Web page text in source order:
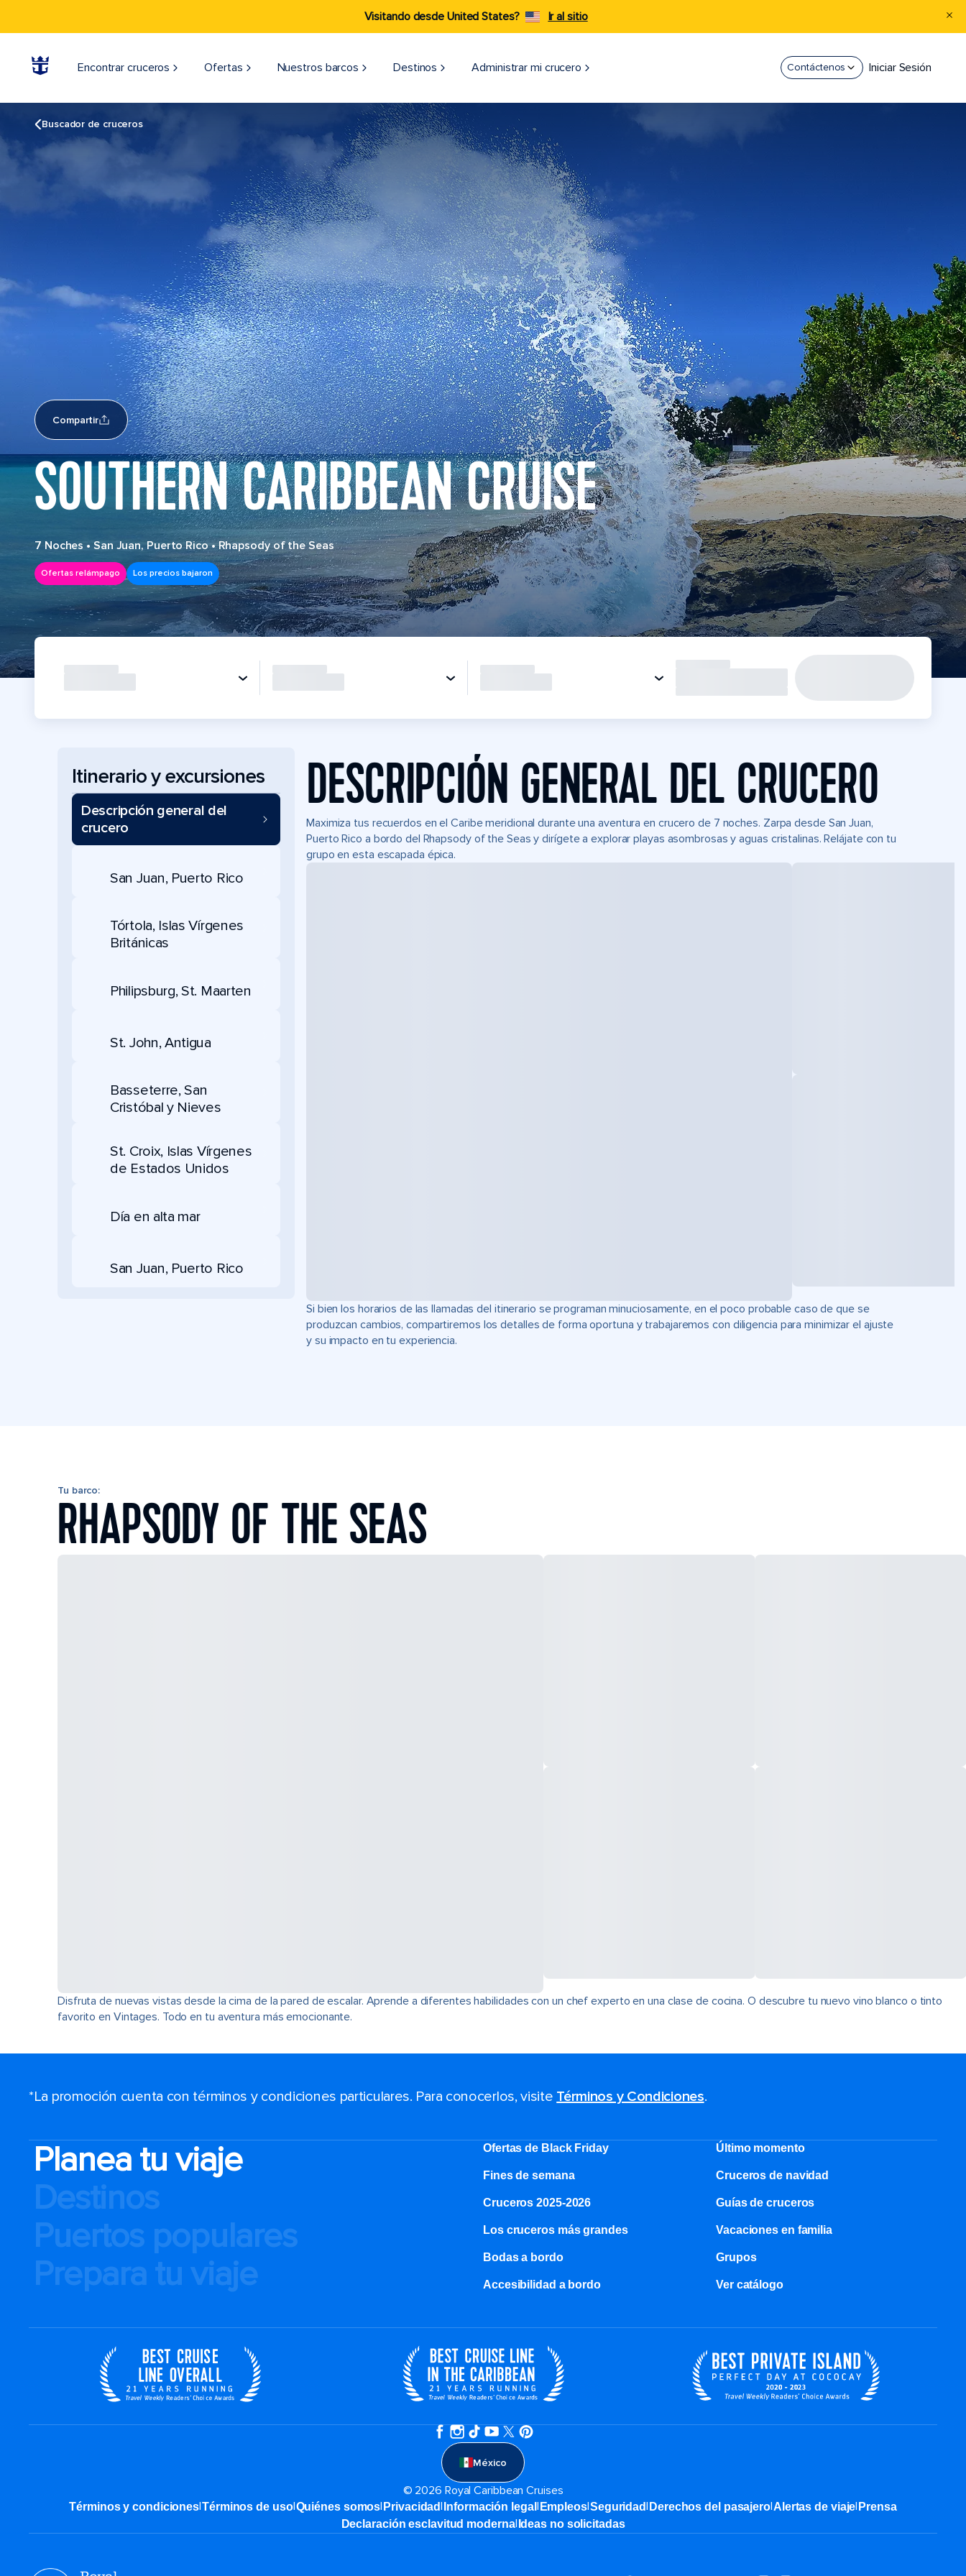
Visitando desde United States? Ir al sitio
Encontrar cruceros Ofertas Nuestros barcos Destinos Administrar mi crucero Contáctenos Iniciar Sesión
Buscador de cruceros
Compartir
SOUTHERN CARIBBEAN CRUISE
7 Noches • San Juan, Puerto Rico•Rhapsody of the Seas
Ofertas relámpago Los precios bajaron
Itinerario y excursiones
Descripción general del
crucero
San Juan, Puerto Rico
Tórtola, Islas Vírgenes
Británicas
Philipsburg, St. Maarten
St. John, Antigua
Basseterre, San
Cristóbal y Nieves
St. Croix, Islas Vírgenes
de Estados Unidos
Día en alta mar
San Juan, Puerto Rico
DESCRIPCIÓN GENERAL DEL CRUCERO
Maximiza tus recuerdos en el Caribe meridional durante una aventura en crucero de 7 noches. Zarpa desde San Juan,
Puerto Rico a bordo del Rhapsody of the Seas y dirígete a explorar playas asombrosas y aguas cristalinas. Relájate con tu
grupo en esta escapada épica.
Si bien los horarios de las llamadas del itinerario se programan minuciosamente, en el poco probable caso de que se
produzcan cambios, compartiremos los detalles de forma oportuna y trabajaremos con diligencia para minimizar el ajuste
y su impacto en tu experiencia.
Tu barco:
RHAPSODY OF THE SEAS
Disfruta de nuevas vistas desde la cima de la pared de escalar. Aprende a diferentes habilidades con un chef experto en una clase de cocina. O descubre tu nuevo vino blanco o tinto
favorito en Vintages. Todo en tu aventura más emocionante.
*La promoción cuenta con términos y condiciones particulares. Para conocerlos, visite Términos y Condiciones.
Planea tu viaje
Destinos
Puertos populares
Prepara tu viaje
Ofertas de Black Friday Último momento
Fines de semana Cruceros de navidad
Cruceros 2025-2026 Guías de cruceros
Los cruceros más grandes Vacaciones en familia
Bodas a bordo Grupos
Accesibilidad a bordo Ver catálogo
México
© 2026 Royal Caribbean Cruises
Términos y condiciones|Términos de uso|Quiénes somos| Privacidad| Información legal | Empleos|Seguridad| Derechos del pasajero|Alertas de viaje| Prensa
Declaración esclavitud moderna| Ideas no solicitadas